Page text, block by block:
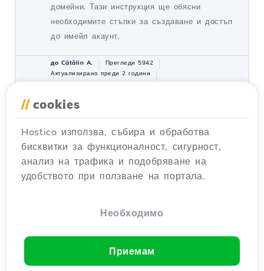
домейни. Тази инструкция ще обясни
необходимите стъпки за създаване и достъп
до имейл акаунт.
до Cătălin A.
Прегледи 5942
Актуализирано преди 2 години
Публикувано на 28/06/2017
Добавяне на вторичен контакт
(Подконтакт)
Търговски
Добавете вторичен контакт в акаунта на
клиента Hostico, следвайки простите стъпки.
активирайте необходимите права.
27
до Mark D.
Прегледи 3180
Актуализирано преди 2 години
Публикувано на 08/07/2017
// cookies
Hostico използва, събира и обработва
бисквитки за функционалност, сигурност,
анализ на трафика и подобряване на
удобството при ползване на портала.
Необходимо
Приемам